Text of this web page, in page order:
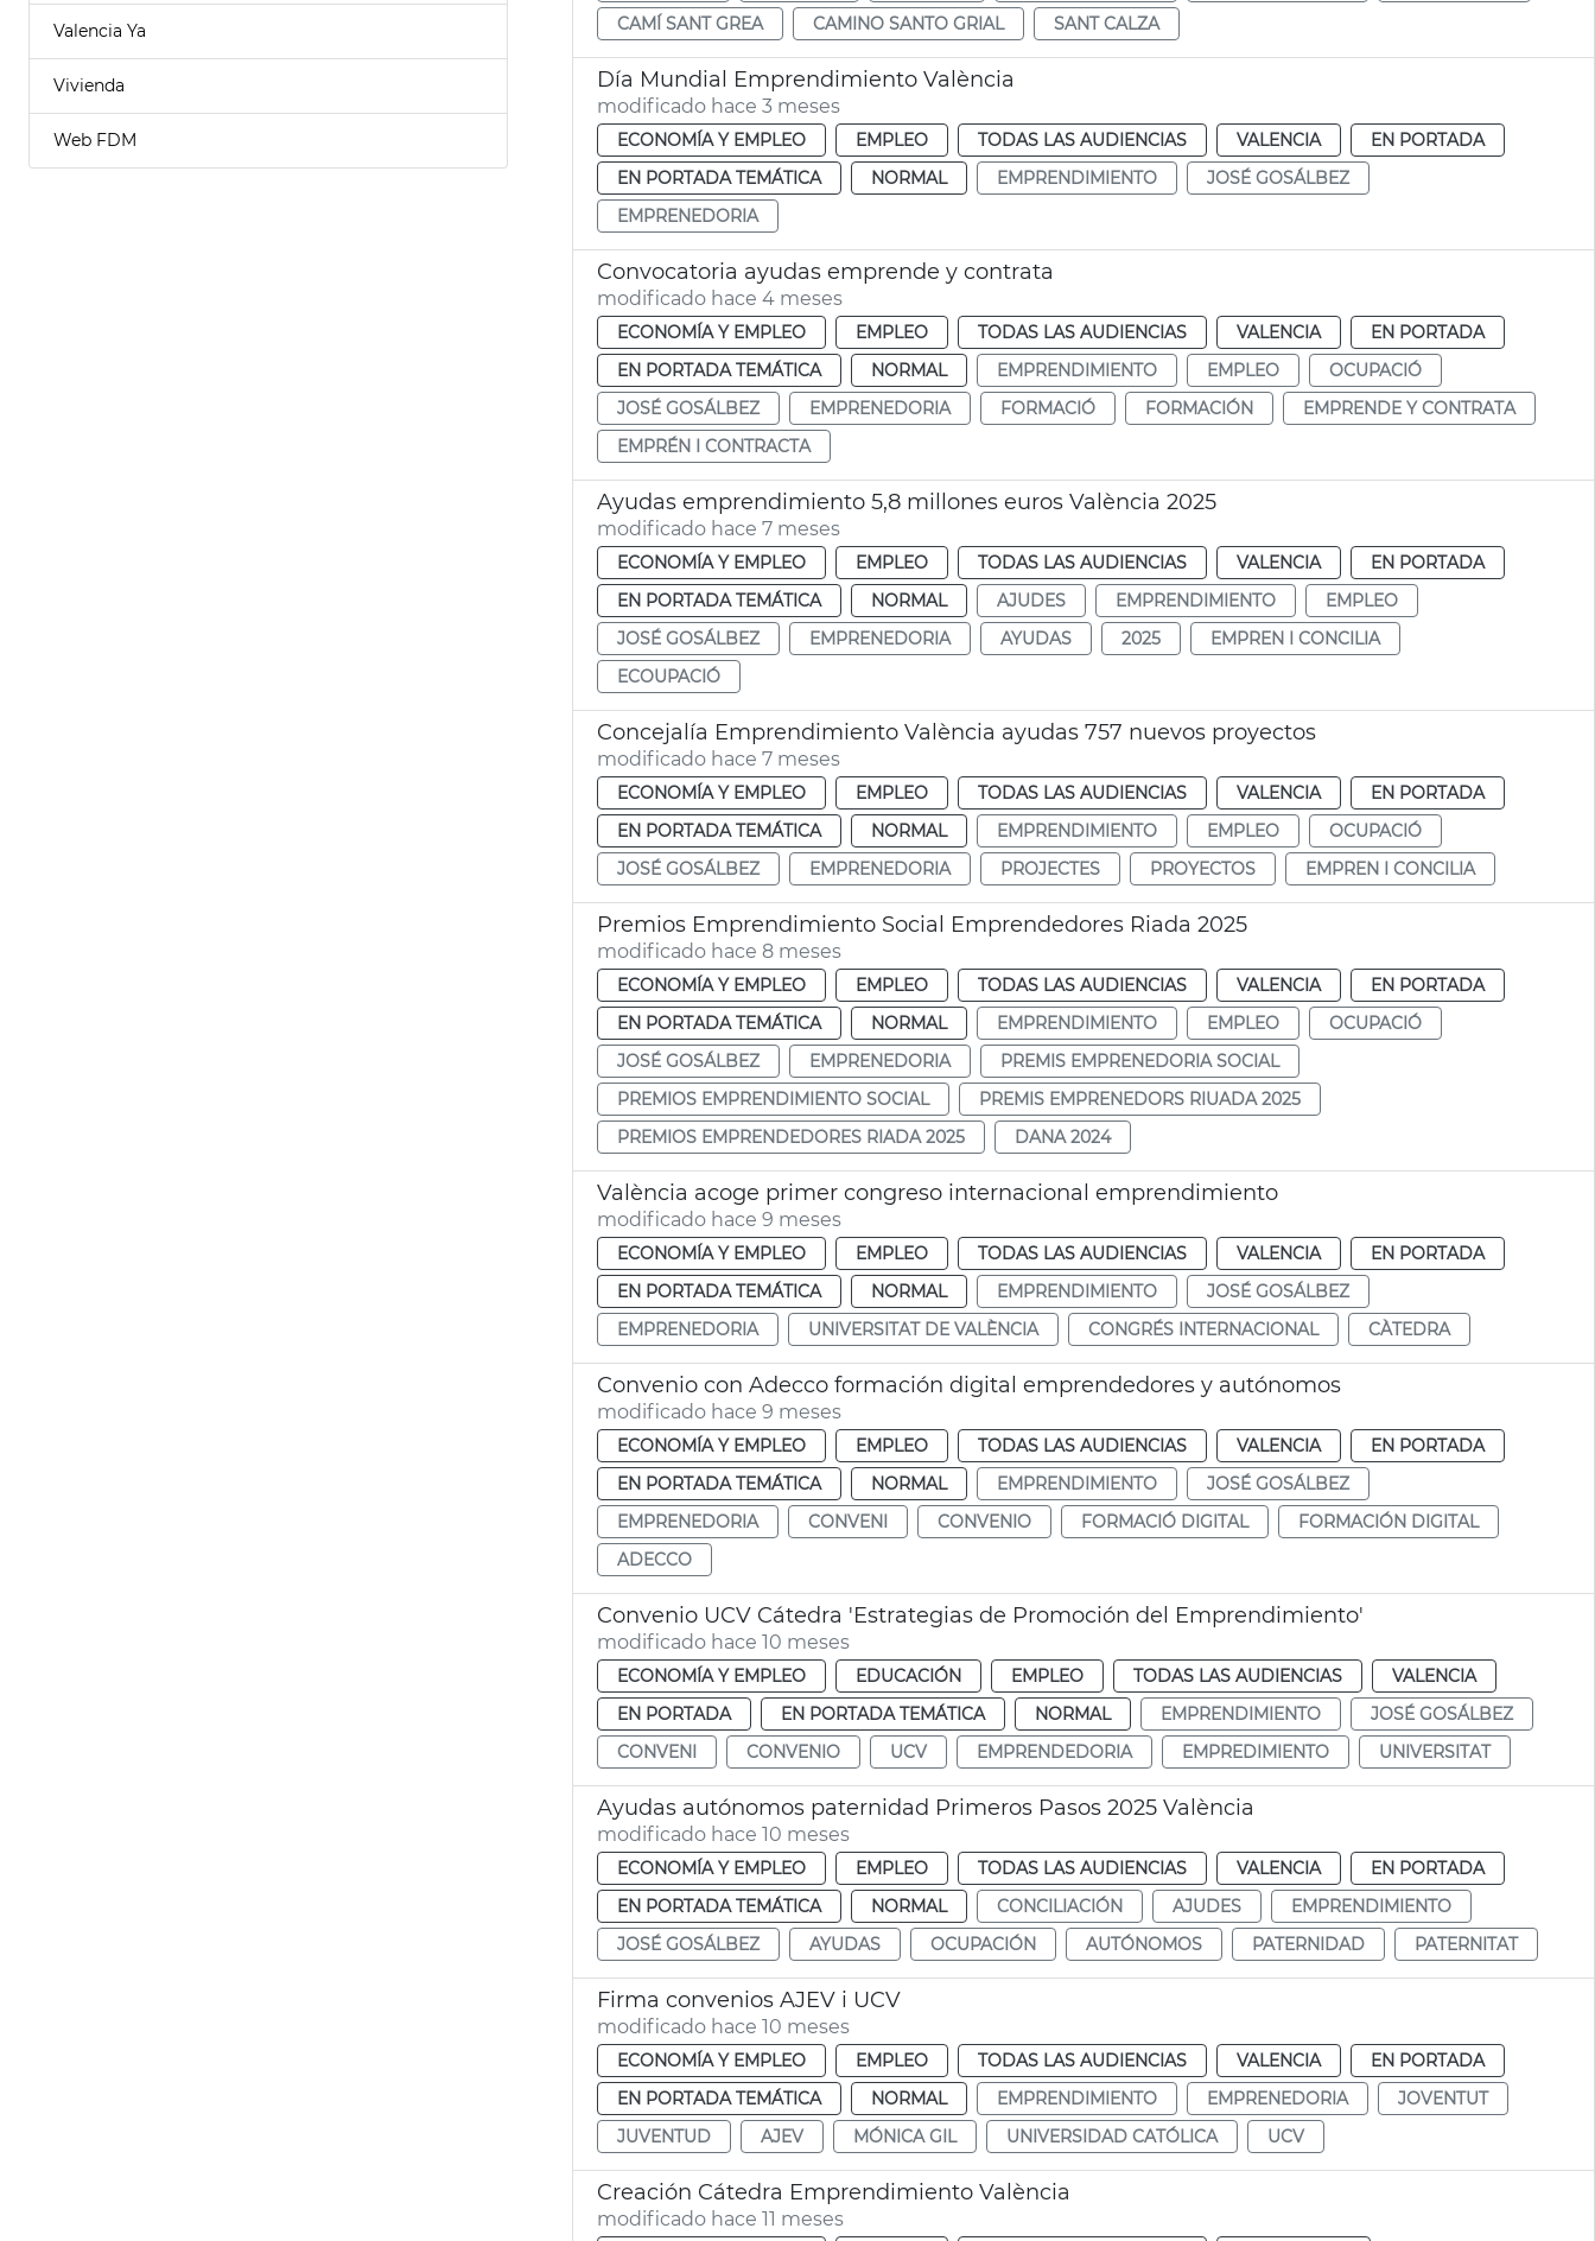
Valencia Ya
Vivienda
Web FDM
CAMÍ SANT GREA
CAMINO SANTO GRIAL SANT CALZA
Día Mundial Emprendimiento València
modificado hace 3 meses
ECONOMÍA Y EMPLEO EMPLEO TODAS LAS AUDIENCIAS VALENCIA
EN PORTADA
EN PORTADA TEMÁTICA
NORMAL EMPRENDIMIENTO
JOSÉ GOSÁLBEZ
EMPRENEDORIA
Convocatoria ayudas emprende y contrata
modificado hace 4 meses
ECONOMÍA Y EMPLEO EMPLEO TODAS LAS AUDIENCIAS VALENCIA
EN PORTADA
EN PORTADA TEMÁTICA
NORMAL EMPRENDIMIENTO EMPLEO
OCUPACIÓ
JOSÉ GOSÁLBEZ
EMPRENEDORIA FORMACIÓ FORMACIÓN
EMPRENDE Y CONTRATA
EMPRÉN I CONTRACTA
Ayudas emprendimiento 5,8 millones euros València 2025
modificado hace 7 meses
ECONOMÍA Y EMPLEO EMPLEO TODAS LAS AUDIENCIAS VALENCIA
EN PORTADA
EN PORTADA TEMÁTICA
NORMAL AJUDES EMPRENDIMIENTO
EMPLEO
JOSÉ GOSÁLBEZ
EMPRENEDORIA AYUDAS 2025
EMPREN I CONCILIA
ECOUPACIÓ
Concejalía Emprendimiento València ayudas 757 nuevos proyectos
modificado hace 7 meses
ECONOMÍA Y EMPLEO EMPLEO TODAS LAS AUDIENCIAS VALENCIA
EN PORTADA
EN PORTADA TEMÁTICA
NORMAL EMPRENDIMIENTO EMPLEO
OCUPACIÓ
JOSÉ GOSÁLBEZ
EMPRENEDORIA PROJECTES PROYECTOS EMPREN I CONCILIA
Premios Emprendimiento Social Emprendedores Riada 2025
modificado hace 8 meses
ECONOMÍA Y EMPLEO EMPLEO TODAS LAS AUDIENCIAS VALENCIA
EN PORTADA
EN PORTADA TEMÁTICA
NORMAL EMPRENDIMIENTO EMPLEO
OCUPACIÓ
JOSÉ GOSÁLBEZ
EMPRENEDORIA
PREMIS EMPRENEDORIA SOCIAL
PREMIOS EMPRENDIMIENTO SOCIAL
PREMIS EMPRENEDORS RIUADA 2025
PREMIOS EMPRENDEDORES RIADA 2025
DANA 2024
València acoge primer congreso internacional emprendimiento
modificado hace 9 meses
ECONOMÍA Y EMPLEO EMPLEO TODAS LAS AUDIENCIAS VALENCIA
EN PORTADA
EN PORTADA TEMÁTICA
NORMAL EMPRENDIMIENTO
JOSÉ GOSÁLBEZ
EMPRENEDORIA
UNIVERSITAT DE VALÈNCIA CONGRÉS INTERNACIONAL CÀTEDRA
Convenio con Adecco formación digital emprendedores y autónomos
modificado hace 9 meses
ECONOMÍA Y EMPLEO EMPLEO TODAS LAS AUDIENCIAS VALENCIA
EN PORTADA
EN PORTADA TEMÁTICA
NORMAL EMPRENDIMIENTO
JOSÉ GOSÁLBEZ
EMPRENEDORIA
CONVENI CONVENIO FORMACIÓ DIGITAL
FORMACIÓN DIGITAL
ADECCO
Convenio UCV Cátedra 'Estrategias de Promoción del Emprendimiento'
modificado hace 10 meses
ECONOMÍA Y EMPLEO EDUCACIÓN EMPLEO TODAS LAS AUDIENCIAS
VALENCIA
EN PORTADA
EN PORTADA TEMÁTICA NORMAL EMPRENDIMIENTO
JOSÉ GOSÁLBEZ
CONVENI
CONVENIO UCV EMPRENDEDORIA EMPREDIMIENTO UNIVERSITAT
Ayudas autónomos paternidad Primeros Pasos 2025 València
modificado hace 10 meses
ECONOMÍA Y EMPLEO EMPLEO TODAS LAS AUDIENCIAS VALENCIA
EN PORTADA
EN PORTADA TEMÁTICA
NORMAL CONCILIACIÓN AJUDES
EMPRENDIMIENTO
JOSÉ GOSÁLBEZ
AYUDAS OCUPACIÓN AUTÓNOMOS PATERNIDAD PATERNITAT
Firma convenios AJEV i UCV
modificado hace 10 meses
ECONOMÍA Y EMPLEO EMPLEO TODAS LAS AUDIENCIAS VALENCIA
EN PORTADA
EN PORTADA TEMÁTICA
NORMAL EMPRENDIMIENTO EMPRENEDORIA
JOVENTUT
JUVENTUD
AJEV MÓNICA GIL UNIVERSIDAD CATÓLICA UCV
Creación Cátedra Emprendimiento València
modificado hace 11 meses